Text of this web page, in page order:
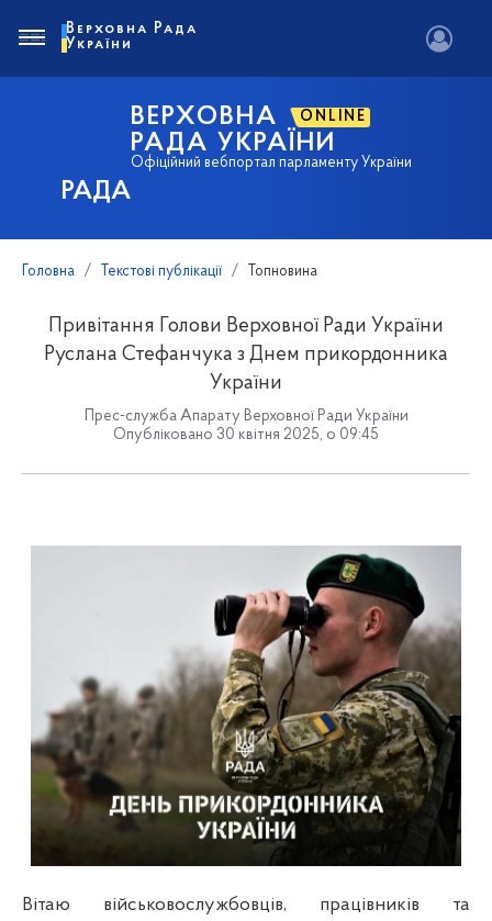
РАДА
ВЕРХОВНА ONLINE
РАДА УКРАЇНИ
Офіційний вебпортал парламенту України
Верховна Рада
України
Головна Текстові публікації Топновина
Привітання Голови Верховної Ради України
Руслана Стефанчука з Днем прикордонника
України
Прес-служба Апарату Верховної Ради України
Опубліковано 30 квітня 2025, о 09:45
Вітаю військовослужбовців, працівників та